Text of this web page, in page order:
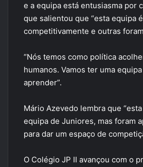
e a equipa está entusiasma por
que salientou que “esta equipa
competitivamente e outras
“Nós temos como política
humanos. Vamos ter uma
aprender”.
Mário Azevedo lembra que
equipa de Juniores, mas foram
para dar um espaço de
O Colégio JP II avançou com o